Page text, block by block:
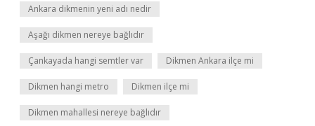
Ankara dikmenin yeni adı nedir
Aşağı dikmen nereye bağlıdır
Çankayada hangi semtler var Dikmen Ankara ilçe mi
Dikmen hangi metro Dikmen ilçe mi
Dikmen mahallesi nereye bağlıdır